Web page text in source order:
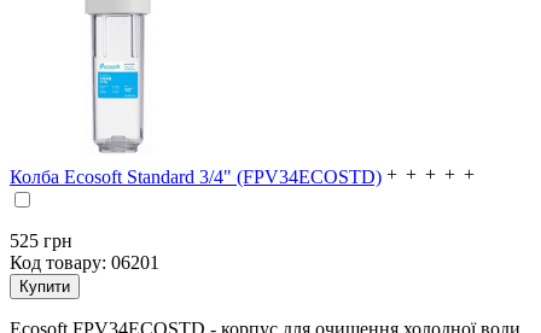
Колба Ecosoft Standard 3/4" (FPV34ECOSTD)
525 грн
Код товару: 06201
Ecosoft FPV34ECOSTD - корпус для очищення холодної води,